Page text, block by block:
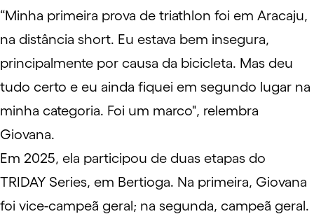
“Minha primeira prova de triathlon foi em Aracaju,
na distância short. Eu estava bem insegura,
principalmente por causa da bicicleta. Mas deu
tudo certo e eu ainda fiquei em segundo lugar na
minha categoria. Foi um marco", relembra
Giovana.
Em 2025, ela participou de duas etapas do
TRIDAY Series, em Bertioga. Na primeira, Giovana
foi vice-campeã geral; na segunda, campeã geral.